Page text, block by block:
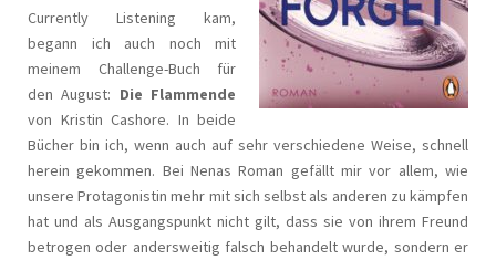
Currently Listening kam,
begann ich auch noch mit
meinem Challenge-Buch für
den August: Die Flammende
von Kristin Cashore. In beide
Bücher bin ich, wenn auch auf sehr verschiedene Weise, schnell
herein gekommen. Bei Nenas Roman gefällt mir vor allem, wie
unsere Protagonistin mehr mit sich selbst als anderen zu kämpfen
hat und als Ausgangspunkt nicht gilt, dass sie von ihrem Freund
betrogen oder andersweitig falsch behandelt wurde, sondern er